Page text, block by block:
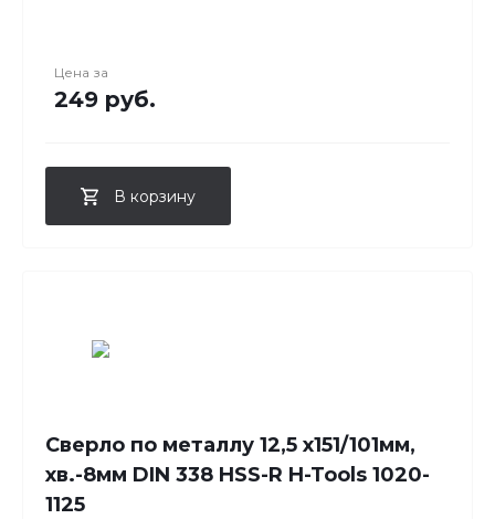
Цена за
249 руб.
В корзину
Сверло по металлу 12,5 x151/101мм,
хв.-8мм DIN 338 HSS-R H-Tools 1020-
1125